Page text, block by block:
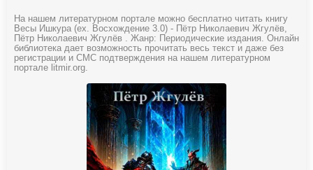
На нашем литературном портале можно бесплатно читать книгу
Весы Ишкура (ex. Восхождение 3.0) - Пётр Николаевич Жгулёв,
Пётр Николаевич Жгулёв . Жанр: Периодические издания. Онлайн
библиотека дает возможность прочитать весь текст и даже без
регистрации и СМС подтверждения на нашем литературном
портале litmir.org.